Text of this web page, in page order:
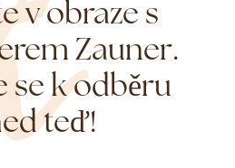
v obraze s
Zauner.
se k odběru
teď!